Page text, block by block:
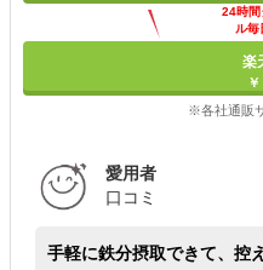
24時間
ル毎
楽
※各社通販
愛用者
口コミ
手軽に鉄分摂取できて、控